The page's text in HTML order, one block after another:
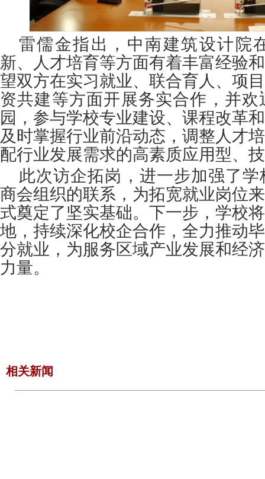
雷儒金指出，中南建筑设计院
新、人才培育等方面有着丰富经验
望双方在实习就业、联合育人、项
资共建等方面开展务实合作，并
园，参与学校专业建设、课程改革
及时掌握行业前沿动态，调整人才
配行业发展需求的高素质应用型、
此次访企拓岗，进一步加强了
商会组织的联系，为拓宽就业岗位
式奠定了坚实基础。下一步，学校
地，持续深化校企合作，全力推动
分就业，为服务区域产业发展和经
力量。
相关新闻